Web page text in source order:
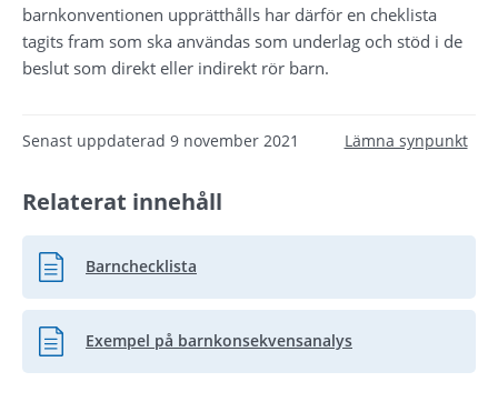
barnkonventionen upprätthålls har därför en cheklista
tagits fram som ska användas som underlag och stöd i de
beslut som direkt eller indirekt rör barn.
Senast uppdaterad 9 november 2021 Lämna synpunkt
Relaterat innehåll
Barnchecklista
Pdf, 625.9 kB.
Exempel på barnkonsekvensanalys
Pdf, 377.7 kB.